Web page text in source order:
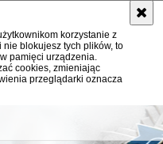
korzystanie z
blokujesz tych plików, to
pamięci urządzenia.
cookies, zmieniając
przeglądarki oznacza